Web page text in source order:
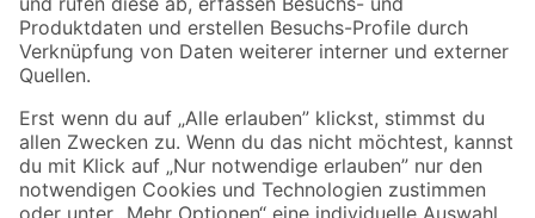
Sicher einkaufen
Jetzt die toom-App herunterladen